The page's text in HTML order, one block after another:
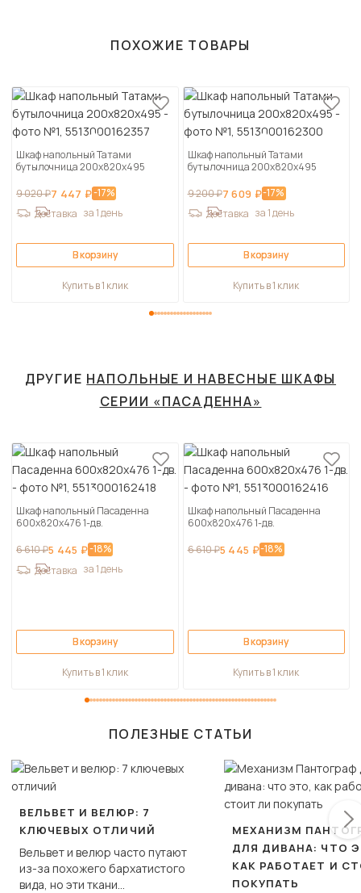
ПОХОЖИЕ ТОВАРЫ
Шкаф напольный Татами
бутылочница 200х820х495
9 020 ₽7 447 ₽-17%
Доставка за 1 день
В корзину
Купить в 1 клик
Шкаф напольный Татами
бутылочница 200х820х495
9 200 ₽7 609 ₽-17%
Доставка за 1 день
В корзину
Купить в 1 клик
ДРУГИЕ НАПОЛЬНЫЕ И НАВЕСНЫЕ ШКАФЫ
СЕРИИ «ПАСАДЕННА»
Шкаф напольный Пасаденна
600х820х476 1-дв.
6 610 ₽5 445 ₽-18%
Доставка за 1 день
В корзину
Купить в 1 клик
Шкаф напольный Пасаденна
600х820х476 1-дв.
6 610 ₽5 445 ₽-18%
В корзину
Купить в 1 клик
ПОЛЕЗНЫЕ СТАТЬИ
ВЕЛЬВЕТ И ВЕЛЮР: 7
КЛЮЧЕВЫХ ОТЛИЧИЙ
Вельвет и велюр часто путают
из-за похожего бархатистого
вида, но эти ткани
МЕХАНИЗМ
ДЛЯ ДИВАНА: ЧТО
КАК РАБОТАЕТ И
ПОКУПАТЬ